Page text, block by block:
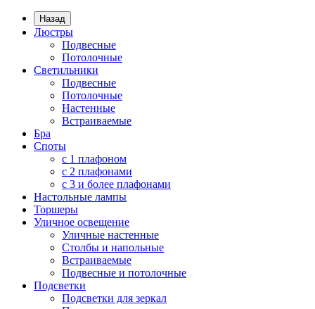
Назад
Люстры
Подвесные
Потолочные
Светильники
Подвесные
Потолочные
Настенные
Встраиваемые
Бра
Споты
с 1 плафоном
с 2 плафонами
с 3 и более плафонами
Настольные лампы
Торшеры
Уличное освещение
Уличные настенные
Столбы и напольные
Встраиваемые
Подвесные и потолочные
Подсветки
Подсветки для зеркал